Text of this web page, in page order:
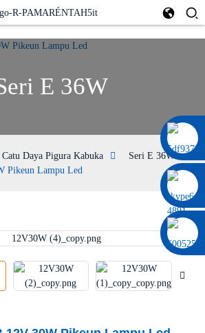
0086 13322920697
E 36W
Catu Daya Pigura Kabuka
Seri E 36W
Pikeun Lampu Led